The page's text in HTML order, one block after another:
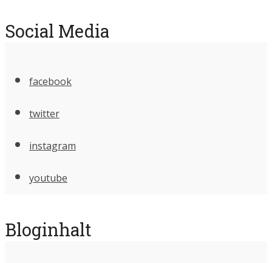
Social Media
facebook
twitter
instagram
youtube
Bloginhalt